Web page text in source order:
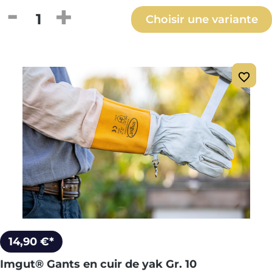
Quantité de produit : Entrez la
Choisir une variante
14,90 €*
Imgut® Gants en cuir de yak Gr. 10